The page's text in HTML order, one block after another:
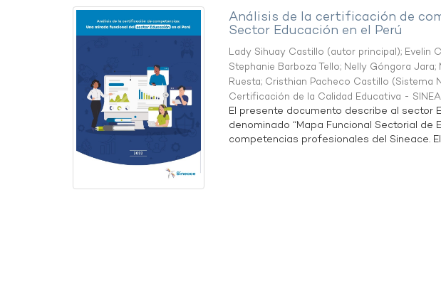
Análisis de la certificación de
Sector Educación en el Perú
Lady Sihuay Castillo (autor principal); Evelin
Stephanie Barboza Tello; Nelly Góngora Jara;
Ruesta; Cristhian Pacheco Castillo (Sistema
Certificación de la Calidad Educativa -
El presente documento describe al sector
denominado “Mapa Funcional Sectorial de
competencias profesionales del Sineace. El